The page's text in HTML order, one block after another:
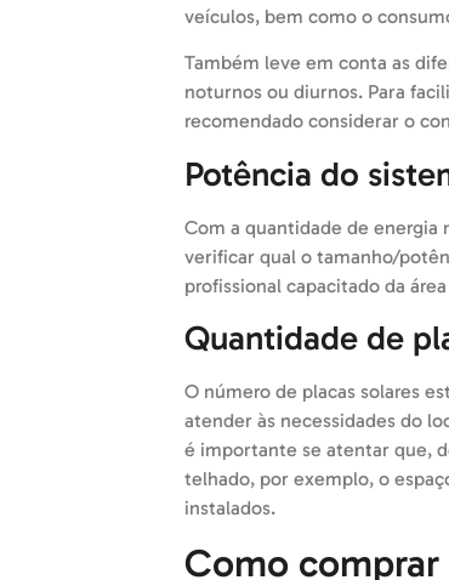
veículos, bem como o
Também leve em conta as
noturnos ou diurnos. Para
recomendado considerar o
Potência do
Com a quantidade de energia
verificar qual o tamanho/
profissional capacitado da
Quantidade de
O número de placas solares
atender às necessidades do
é importante se atentar que,
telhado, por exemplo, o
instalados.
Como comprar